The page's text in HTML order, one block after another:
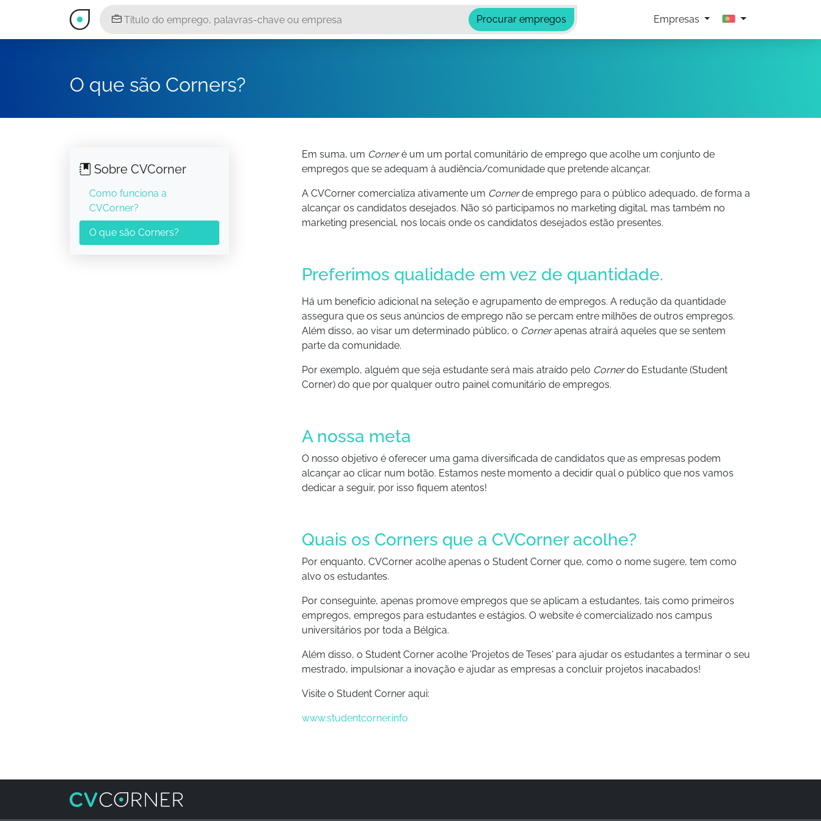
Procurar empregos Empresas
O que são Corners?
Sobre CVCorner
Como funciona a
CVCorner?
O que são Corners?
Em suma, um Corneré um um portal comunitário de emprego que acolhe um conjunto de
empregos que se adequam à audiência/comunidade que pretende alcançar.
A CVCorner comercializa ativamente um Cornerde emprego para o público adequado, de forma a
alcançar os candidatos desejados. Não só participamos no marketing digital, mas também no
marketing presencial, nos locais onde os candidatos desejados estão presentes.
Preferimos qualidade em vez de quantidade.
Há um benefício adicional na seleção e agrupamento de empregos. A redução da quantidade
assegura que os seus anúncios de emprego não se percam entre milhões de outros empregos.
Além disso, ao visar um determinado público, o Cornerapenas atrairá aqueles que se sentem
parte da comunidade.
Por exemplo, alguém que seja estudante será mais atraído pelo Cornerdo Estudante (Student
Corner) do que por qualquer outro painel comunitário de empregos.
A nossa meta
O nosso objetivo é oferecer uma gama diversificada de candidatos que as empresas podem
alcançar ao clicar num botão. Estamos neste momento a decidir qual o público que nos vamos
dedicar a seguir, por isso fiquem atentos!
Quais os Corners que a CVCorner acolhe?
Por enquanto, CVCorner acolhe apenas o Student Corner que, como o nome sugere, tem como
alvo os estudantes.
Por conseguinte, apenas promove empregos que se aplicam a estudantes, tais como primeiros
empregos, empregos para estudantes e estágios. O website é comercializado nos campus
universitários por toda a Bélgica.
Além disso, o Student Corner acolhe 'Projetos de Teses' para ajudar os estudantes a terminar o seu
mestrado, impulsionar a inovação e ajudar as empresas a concluir projetos inacabados!
Visite o Student Corner aqui:
www.studentcorner.info